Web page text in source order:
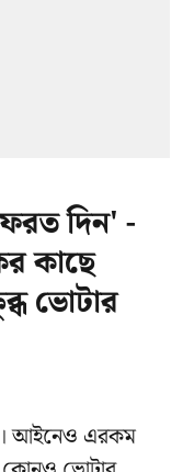
দিন' -
কাছে
ভোটার
আইনেও এরকম